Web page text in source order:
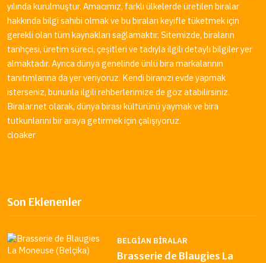
yılında kurulmuştur. Amacımız, farklı ülkelerde üretilen biralar
hakkında bilgi sahibi olmak ve bu biraları keyifle tüketmek için
gerekli olan tüm kaynakları sağlamaktır. Sitemizde, biraların
tarihçesi, üretim süreci, çeşitleri ve tadıyla ilgili detaylı bilgiler yer
almaktadır. Ayrıca dünya genelinde ünlü bira markalarının
tanıtımlarına da yer veriyoruz. Kendi biranızı evde yapmak
isterseniz, bununla ilgili rehberlerimize de göz atabilirsiniz.
Biralar.net olarak, dünya birası kültürünü yaymak ve bira
tutkunlarını bir araya getirmek için çalışıyoruz.
cloaker
Son Eklenenler
BELGIAN BIRALAR
Brasserie de Blaugies La